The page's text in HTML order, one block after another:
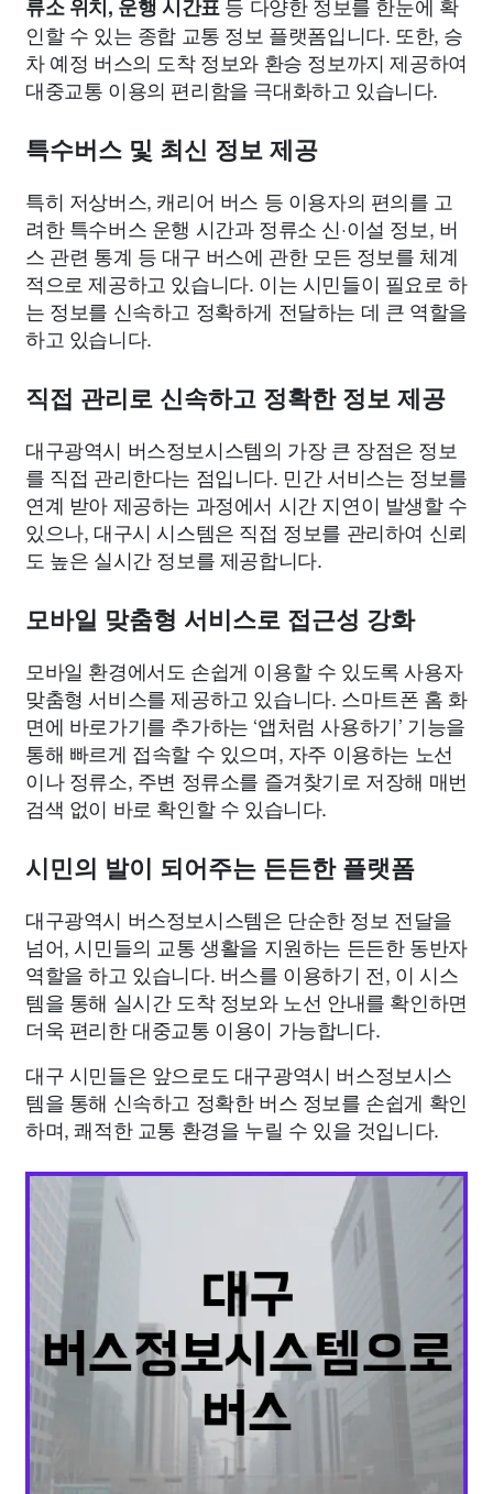
류소 위치, 운행 시간표
인할 수 있는 종합 교통 정보 플랫폼입니다. 또한, 승
차 예정 버스의 도착 정보와 환승 정보까지 제공하여
대중교통 이용의 편리함을 극대화하고 있습니다.
특수버스 및 최신 정보 제공
특히 저상버스, 캐리어 버스 등 이용자의 편의를 고
려한 특수버스 운행 시간과 정류소 신·이설 정보, 버
스 관련 통계 등 대구 버스에 관한 모든 정보를 체계
적으로 제공하고 있습니다. 이는 시민들이 필요로 하
는 정보를 신속하고 정확하게 전달하는 데 큰 역할을
하고 있습니다.
직접 관리로 신속하고 정확한 정보 제공
대구광역시 버스정보시스템의 가장 큰 장점은 정보
를 직접 관리한다는 점입니다. 민간 서비스는 정보를
연계 받아 제공하는 과정에서 시간 지연이 발생할 수
있으나, 대구시 시스템은 직접 정보를 관리하여 신뢰
도 높은 실시간 정보를 제공합니다.
모바일 맞춤형 서비스로 접근성 강화
모바일 환경에서도 손쉽게 이용할 수 있도록 사용자
맞춤형 서비스를 제공하고 있습니다. 스마트폰 홈 화
면에 바로가기를 추가하는 ‘앱처럼 사용하기’ 기능을
통해 빠르게 접속할 수 있으며, 자주 이용하는 노선
이나 정류소, 주변 정류소를 즐겨찾기로 저장해 매번
검색 없이 바로 확인할 수 있습니다.
시민의 발이 되어주는 든든한 플랫폼
대구광역시 버스정보시스템은 단순한 정보 전달을
넘어, 시민들의 교통 생활을 지원하는 든든한 동반자
역할을 하고 있습니다. 버스를 이용하기 전, 이 시스
템을 통해 실시간 도착 정보와 노선 안내를 확인하면
더욱 편리한 대중교통 이용이 가능합니다.
대구 시민들은 앞으로도 대구광역시 버스정보시스
템을 통해 신속하고 정확한 버스 정보를 손쉽게 확인
하며, 쾌적한 교통 환경을 누릴 수 있을 것입니다.